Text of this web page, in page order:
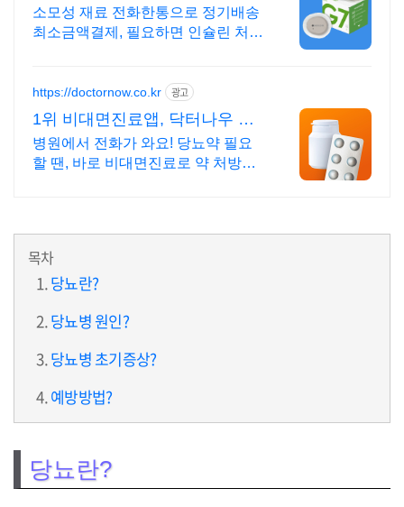
처방 주기 무료알림
소모성 재료 전화한통으로 정기배송
최소금액결제, 필요하면 인슐린 처방
https://doctornow.co.kr 광고
1위 비대면진료앱, 닥터나우 앱
다운로드 800만 돌파!
병원에서 전화가 와요! 당뇨약 필요
할 땐, 바로 비대면진료로 약 처방받
목차
당뇨란?
당뇨병 원인?
당뇨병 초기증상?
예방방법?
당뇨란?